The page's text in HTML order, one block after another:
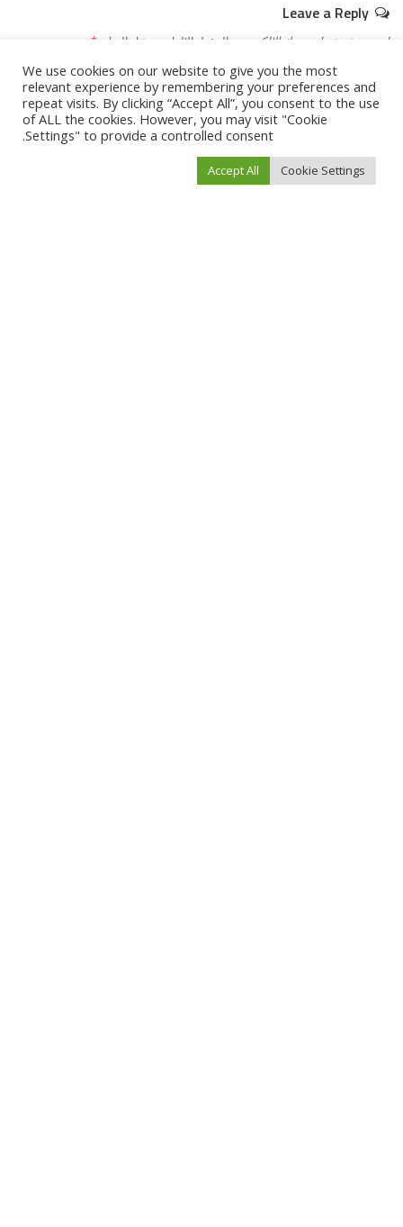
Leave a Reply
لن يتم نشر عنوان بريدك الإلكتروني. الحقول الإلزامية مشار إليها بـ *
We use cookies on our website to give you the most
relevant experience by remembering your preferences and
repeat visits. By clicking “Accept All”, you consent to the use
of ALL the cookies. However, you may visit "Cookie
Settings" to provide a controlled consent.
Cookie Settings
Accept All